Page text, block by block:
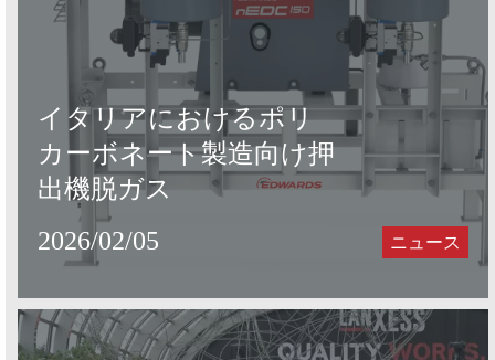
イタリアにおけるポリ
カーボネート製造向け押
出機脱ガス
2026/02/05
ニュース